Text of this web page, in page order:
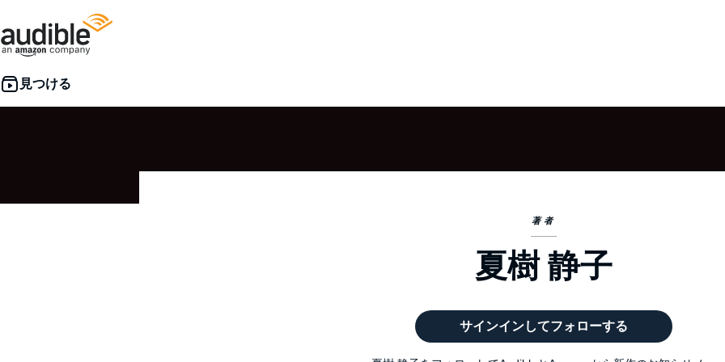
著者
夏樹 静子
サインインしてフォローする